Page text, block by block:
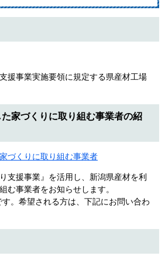
援事業実施要領に規定する県産材工場
家づくりに取り組む事業者の紹
づくりに取り組む事業者
支援事業』を活用し、新潟県産材を利
む事業者をお知らせします。
。希望される方は、下記にお問い合わ